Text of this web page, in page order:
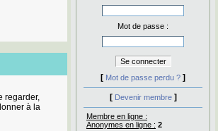
regarder,
à la
Mot de passe :
[ Mot de passe perdu ? ]
[ Devenir membre]
Membre en ligne :
Anonymes en ligne : 2